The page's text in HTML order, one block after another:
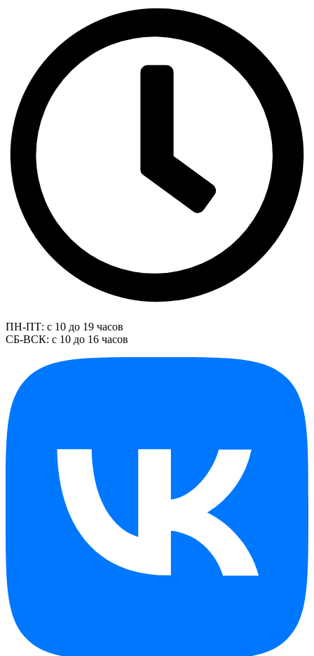
ПН-ПТ: с 10 до 19 часов
СБ-ВСК: с 10 до 16 часов